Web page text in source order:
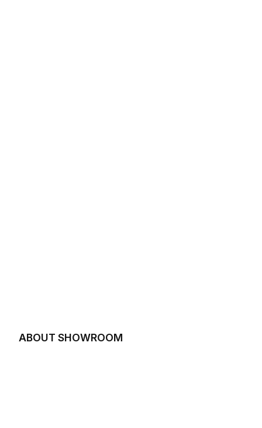
ABOUT SHOWROOM